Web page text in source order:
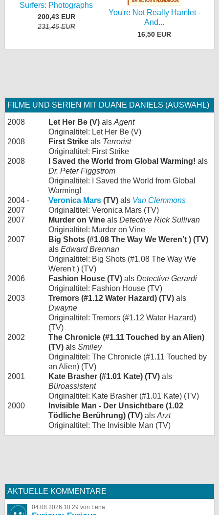
Surfers: Photographs
200,43 EUR
231,46 EUR
You're Not Really Hamlet -
And...
16,50 EUR
FILME UND SERIEN MIT DUANE DANIELS (AUSWAHL)
2008 Let Her Be (V) als Agent
Originaltitel: Let Her Be (V)
2008
First Strike als Terrorist
Originaltitel: First Strike
2008
I Saved the World from Global Warming! als
Dr. Peter Figgstrom
Originaltitel: I Saved the World from Global
Warming!
2004 -
2007
Veronica Mars (TV) als Van Clemmons
Originaltitel: Veronica Mars (TV)
2007
Murder on Vine als Detective Rick Sullivan
Originaltitel: Murder on Vine
2007
Big Shots (#1.08 The Way We Weren't ) (TV)
als Edward Brennan
Originaltitel: Big Shots (#1.08 The Way We
Weren't ) (TV)
2006
Fashion House (TV) als Detective Gerardi
Originaltitel: Fashion House (TV)
2003
Tremors (#1.12 Water Hazard) (TV) als
Dwayne
Originaltitel: Tremors (#1.12 Water Hazard)
(TV)
2002
The Chronicle (#1.11 Touched by an Alien)
(TV) als Smiley
Originaltitel: The Chronicle (#1.11 Touched by
an Alien) (TV)
2001
Kate Brasher (#1.01 Kate) (TV) als
Büroassistent
Originaltitel: Kate Brasher (#1.01 Kate) (TV)
2000
Invisible Man - Der Unsichtbare (1.02
Tödliche Berührung) (TV) als Arzt
Originaltitel: The Invisible Man (TV)
AKTUELLE KOMMENTARE
04.08.2026 10:29 von Lena